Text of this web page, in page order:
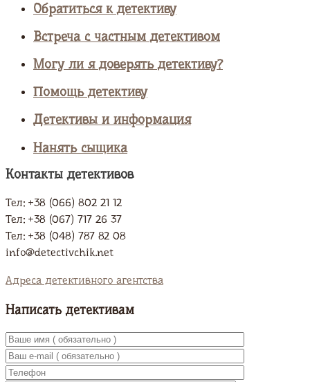
Обратиться к детективу
Встреча с частным детективом
Могу ли я доверять детективу?
Помощь детективу
Детективы и информация
Нанять сыщика
Контакты детективов
Тел: +38 (066) 802 21 12
Тел: +38 (067) 717 26 37
Тел: +38 (048) 787 82 08
info@detectivchik.net
Адреса детективного агентства
Написать детективам